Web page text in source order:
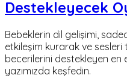
Destekleyecek
Bebeklerin dil gelişimi,
etkileşim kurarak ve sesleri
becerilerini destekleyen en
yazımızda keşfedin.